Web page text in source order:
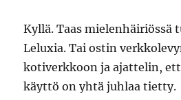
Kyllä. Taas mielenhäiriössä
Leluxia. Tai ostin
kotiverkkoon ja ajattelin,
käyttö on yhtä juhlaa tietty.